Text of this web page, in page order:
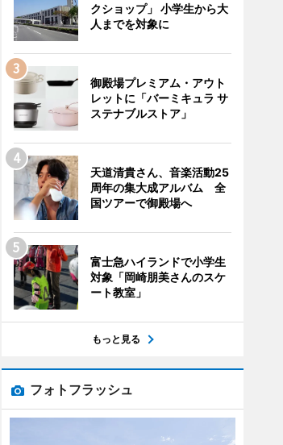
クショップ」 小学生から大
人までを対象に
御殿場プレミアム・アウト
レットに「バーミキュラ サ
ステナブルストア」
天道清貴さん、音楽活動25
周年の集大成アルバム 全
国ツアーで御殿場へ
富士急ハイランドで小学生
対象「岡崎朋美さんのスケ
ート教室」
もっと見る
フォトフラッシュ